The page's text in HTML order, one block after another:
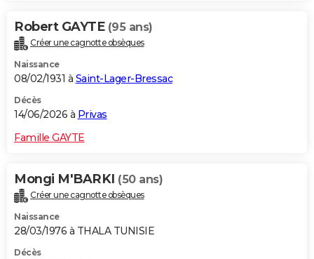
Robert GAYTE (95 ans)
Créer une cagnotte obsèques
Naissance
08/02/1931 à Saint-Lager-Bressac
Décès
14/06/2026 à Privas
Famille GAYTE
Mongi M'BARKI (50 ans)
Créer une cagnotte obsèques
Naissance
28/03/1976 à THALA TUNISIE
Décès